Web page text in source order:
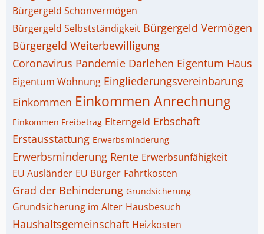
Bürgergeld Schonvermögen
Bürgergeld Selbstständigkeit Bürgergeld Vermögen
Bürgergeld Weiterbewilligung
Coronavirus Pandemie Darlehen Eigentum Haus
Eigentum Wohnung Eingliederungsvereinbarung
Einkommen Einkommen Anrechnung
Einkommen Freibetrag Elterngeld Erbschaft
Erstausstattung Erwerbsminderung
Erwerbsminderung Rente Erwerbsunfähigkeit
EU Ausländer EU Bürger Fahrtkosten
Grad der Behinderung Grundsicherung
Grundsicherung im Alter Hausbesuch
Haushaltsgemeinschaft Heizkosten